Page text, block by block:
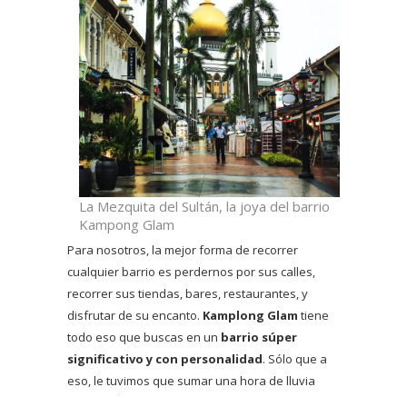
La Mezquita del Sultán, la joya del barrio
Kampong Glam
Para nosotros, la mejor forma de recorrer
cualquier barrio es perdernos por sus calles,
recorrer sus tiendas, bares, restaurantes, y
disfrutar de su encanto. Kamplong Glam tiene
todo eso que buscas en un barrio súper
significativo y con personalidad. Sólo que a
eso, le tuvimos que sumar una hora de lluvia